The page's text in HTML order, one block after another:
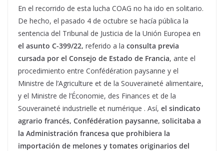
En el recorrido de esta lucha COAG no ha ido en solitario.
De hecho, el pasado 4 de octubre se hacía pública la
sentencia del Tribunal de Justicia de la Unión Europea en
el asunto C-399/22, referido a la consulta previa
cursada por el Consejo de Estado de Francia, ante el
procedimiento entre Confédération paysanne y el
Ministre de l’Agriculture et de la Souveraineté alimentaire,
y el Ministre de l’Économie, des Finances et de la
Souveraineté industrielle et numérique . Así, el sindicato
agrario francés, Confédération paysanne, solicitaba a
la Administración francesa que prohibiera la
importación de melones y tomates originarios del